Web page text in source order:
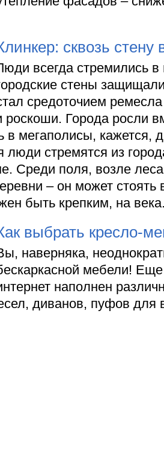
сквозь стену
всегда стремились в
стены
средоточием
роскоши. Города росли
в мегаполисы, кажется,
люди стремятся из
Среди поля, возле
– он может стоять
быть крепким, на
выбрать кресло-
наверняка,
мебели!
наполнен
диванов, пуфов для